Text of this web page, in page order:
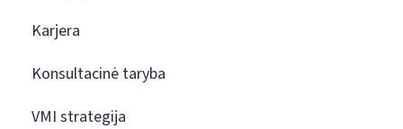
Karjera
Konsultacinė taryba
VMI strategija